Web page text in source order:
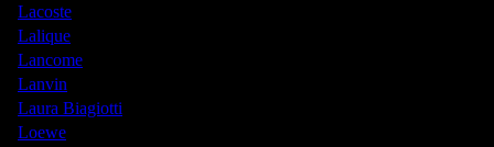
Lacoste
Lalique
Lancome
Lanvin
Laura Biagiotti
Loewe